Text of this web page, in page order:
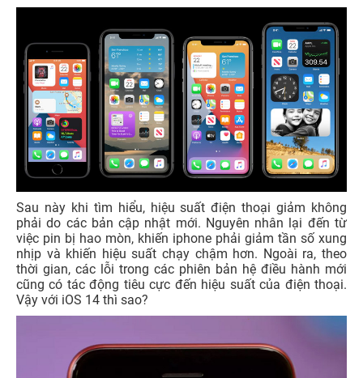
Sau này khi tìm hiểu, hiệu suất điện thoại giảm không
phải do các bản cập nhật mới. Nguyên nhân lại đến từ
việc pin bị hao mòn, khiến iphone phải giảm tần số xung
nhịp và khiến hiệu suất chạy chậm hơn. Ngoài ra, theo
thời gian, các lỗi trong các phiên bản hệ điều hành mới
cũng có tác động tiêu cực đến hiệu suất của điện thoại.
Vậy với iOS 14 thì sao?